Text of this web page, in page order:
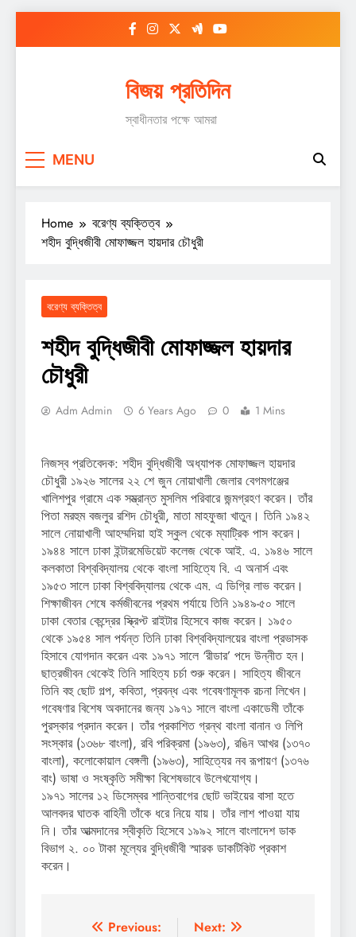
বিজয় প্রতিদিন
স্বাধীনতার পক্ষে আমরা
MENU
Home
বরেণ্য ব্যক্তিত্ব
শহীদ বুদ্ধিজীবী মোফাজ্জল হায়দার চৌধুরী
বরেণ্য ব্যক্তিত্ব
শহীদ বুদ্ধিজীবী মোফাজ্জল হায়দার
চৌধুরী
Adm Admin 6 Years Ago 0 1 Mins
নিজস্ব প্রতিবেদক: শহীদ বুদ্ধিজীবী অধ্যাপক মোফাজ্জল হায়দার
চৌধুরী ১৯২৬ সালের ২২ শে জুন নোয়াখালী জেলার বেগমগঞ্জের
খালিশপুর গ্রামে এক সম্ভ্রান্ত মুসলিম পরিবারে জন্মগ্রহণ করেন। তাঁর
পিতা মরহুম বজলুর রশিদ চৌধুরী, মাতা মাহফুজা খাতুন। তিনি ১৯৪২
সালে নোয়াখালী আহম্মদিয়া হাই স্কুল থেকে ম্যাট্রিক পাস করেন।
১৯৪৪ সালে ঢাকা ইন্টারমেডিয়েট কলেজ থেকে আই. এ. ১৯৪৬ সালে
কলকাতা বিশ্ববিদ্যালয় থেকে বাংলা সাহিত্যে বি. এ অনার্স এবং
১৯৫৩ সালে ঢাকা বিশ্ববিদ্যালয় থেকে এম. এ ডিগ্রি লাভ করেন।
শিক্ষাজীবন শেষে কর্মজীবনের প্রথম পর্যায়ে তিনি ১৯৪৯-৫০ সালে
ঢাকা বেতার কেন্দ্রের স্ক্রিপ্ট রাইটার হিসেবে কাজ করেন। ১৯৫০
থেকে ১৯৫৪ সাল পর্যন্ত তিনি ঢাকা বিশ্ববিদ্যালয়ের বাংলা প্রভাসক
হিসাবে যোগদান করেন এবং ১৯৭১ সালে ‘রীডার’ পদে উন্নীত হন।
ছাত্রজীবন থেকেই তিনি সাহিত্য চর্চা শুরু করেন। সাহিত্য জীবনে
তিনি বহু ছোট গল্প, কবিতা, প্রবন্ধ এবং গবেষণামূলক রচনা লিখেন।
গবেষণার বিশেষ অবদানের জন্য ১৯৭১ সালে বাংলা একাডেমী তাঁকে
পুরস্কার প্রদান করেন। তাঁর প্রকাশিত গ্রন্থ বাংলা বানান ও লিপি
সংস্কার (১৩৬৮ বাংলা), রবি পরিক্রমা (১৯৬৩), রঙিন আখর (১৩৭০
বাংলা), কলোকোয়াল বেঙ্গলী (১৯৬৩), সাহিত্যের নব রূপায়ণ (১৩৭৬
বাং) ভাষা ও সংষ্কৃতি সমীক্ষা বিশেষভাবে উলে­খযোগ্য।
১৯৭১ সালের ১২ ডিসেম্বর শান্তিবাগের ছোট ভাইয়ের বাসা হতে
আলবদর ঘাতক বাহিনী তাঁকে ধরে নিয়ে যায়। তাঁর লাশ পাওয়া যায়
নি। তাঁর আত্মদানের স্বীকৃতি হিসেবে ১৯৯২ সালে বাংলাদেশ ডাক
বিভাগ ২. ০০ টাকা মূল্যের বুদ্ধিজীবী স্মারক ডাকটিকিট প্রকাশ
করেন।
Post
Previous:
Next: